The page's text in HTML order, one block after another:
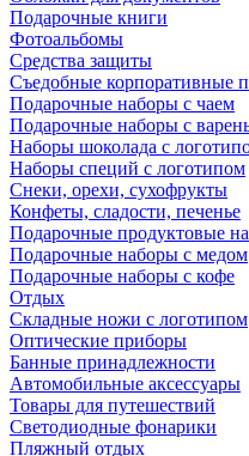
Подарочные книги
Фотоальбомы
Средства защиты
Съедобные корпоративные
Подарочные наборы с чаем
Подарочные наборы с
Наборы шоколада с
Наборы специй с логотипом
Снеки, орехи, сухофрукты
Конфеты, сладости, печенье
Подарочные продуктовые
Подарочные наборы с медом
Подарочные наборы с кофе
Отдых
Складные ножи с логотипом
Оптические приборы
Банные принадлежности
Автомобильные аксессуары
Товары для путешествий
Светодиодные фонарики
Пляжный отдых